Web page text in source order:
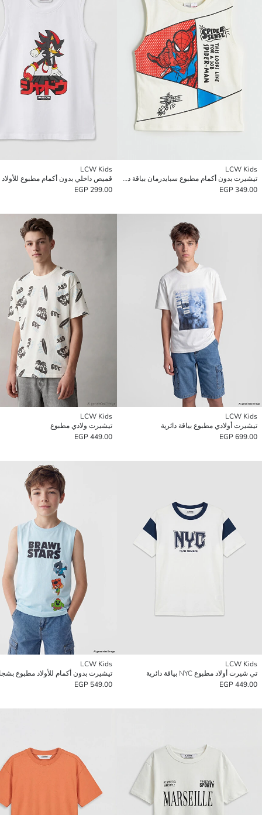
LCW Kids
تيشيرت بدون أكمام مطبوع سبايدرمان بياقة دائرية للأولاد
349.00 EGP
LCW Kids
299.00 EGP
LCW Kids
تيشيرت أولادي مطبوع بياقة دائرية
699.00 EGP
LCW Kids
تيشيرت ولادي مطبوع
449.00 EGP
LCW Kids
تي شيرت أولاد مطبوع NYC بياقة دائرية
449.00 EGP
LCW Kids
549.00 EGP